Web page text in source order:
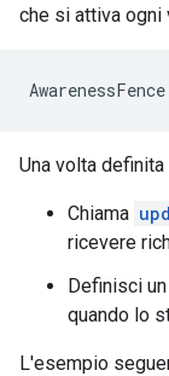
che si attiva ogni
Una volta
Chiama
ricevere
Definisci
quando lo
L'esempio